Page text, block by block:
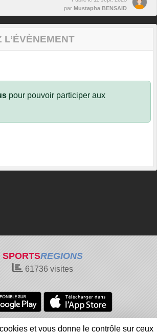
par Mustapha BENSAID
L’ÉVÈNEMENT
pour pouvoir participer aux
SPORTSREGIONS
61736visites
Gestion des cookies
et vous donne le contrôle sur ceux